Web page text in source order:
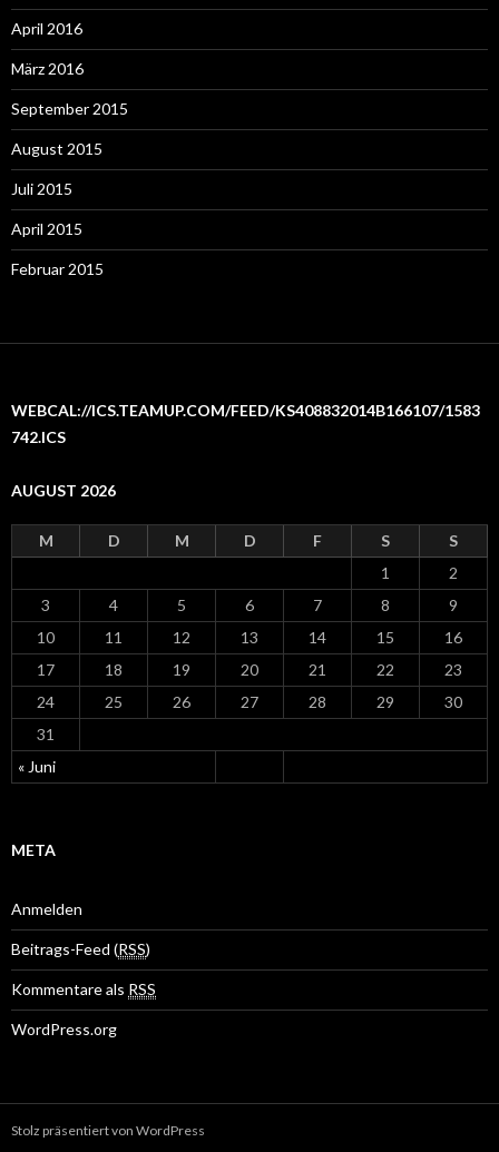
April 2016
März 2016
September 2015
August 2015
Juli 2015
April 2015
Februar 2015
WEBCAL://ICS.TEAMUP.COM/FEED/KS408832014B166107/1583
742.ICS
AUGUST 2026
M D M D F S S
« Juni
1
2
3
4 5 6 7 8
9
10
11 12 13 14 15
16
17
18 19 20 21 22
23
24
25 26 27 28 29
30
31
META
Anmelden
Beitrags-Feed (RSS)
Kommentare als RSS
WordPress.org
Stolz präsentiert von WordPress